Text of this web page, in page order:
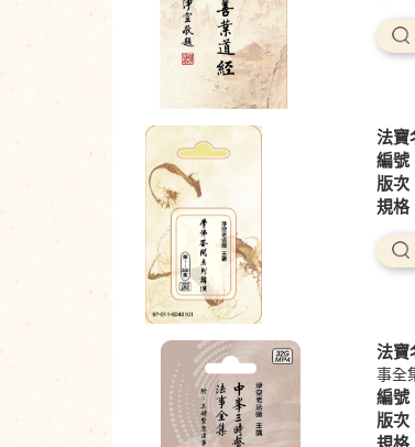
法寶
編號
版次
規格
法寶
事全
編號
版次
規格